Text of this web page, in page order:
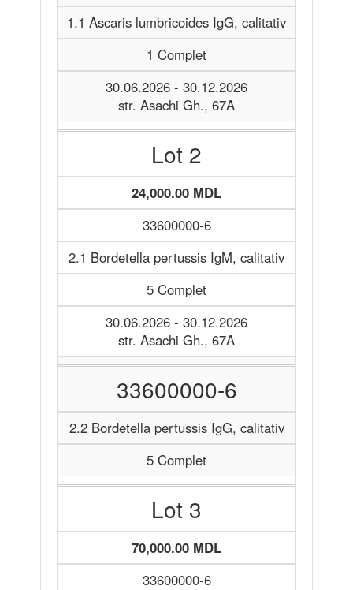
1.1 Ascaris lumbricoides IgG, calitativ
1 Complet
30.06.2026 - 30.12.2026
str. Asachi Gh., 67A
Lot 2
24,000.00 MDL
33600000-6
2.1 Bordetella pertussis IgM, calitativ
5 Complet
30.06.2026 - 30.12.2026
str. Asachi Gh., 67A
33600000-6
2.2 Bordetella pertussis IgG, calitativ
5 Complet
Lot 3
70,000.00 MDL
33600000-6